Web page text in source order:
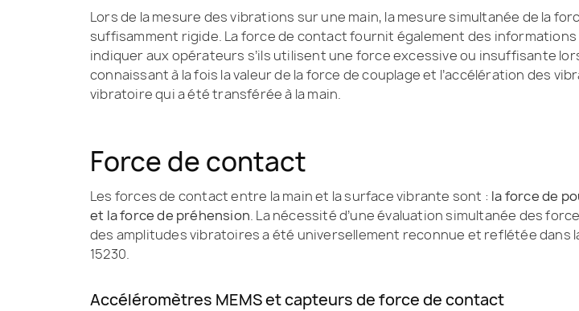
Lors de la mesure des vibrations sur une main, la mesure simultanée de la
suffisamment rigide. La force de contact fournit également des
indiquer aux opérateurs s’ils utilisent une force excessive ou insuffisante
connaissant à la fois la valeur de la force de couplage et l’accélération des
vibratoire qui a été transférée à la main.
Force de contact
Les forces de contact entre la main et la surface vibrante sont : la force de
et la force de préhension. La nécessité d’une évaluation simultanée des
des amplitudes vibratoires a été universellement reconnue et reflétée dans
15230.
Accéléromètres MEMS et capteurs de force de contact